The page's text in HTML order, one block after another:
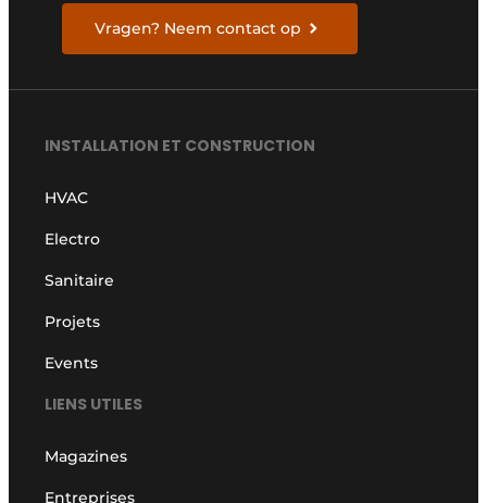
Vragen? Neem contact op
INSTALLATION ET CONSTRUCTION
HVAC
Electro
Sanitaire
Projets
Events
LIENS UTILES
Magazines
Entreprises